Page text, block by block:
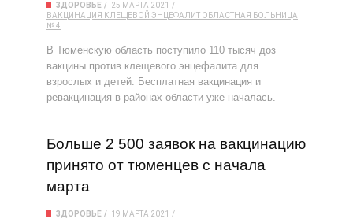
ЗДОРОВЬЕ
25 МАРТА 2021
ВАКЦИНАЦИЯ КЛЕЩЕВОЙ ЭНЦЕФАЛИТ ОБЛАСТНАЯ БОЛЬНИЦА
№ 4
В Тюменскую область поступило 110 тысяч доз
вакцины против клещевого энцефалита для
взрослых и детей. Бесплатная вакцинация и
ревакцинация в районах области уже началась.
Больше 2 500 заявок на вакцинацию
принято от тюменцев с начала
марта
ЗДОРОВЬЕ
19 МАРТА 2021